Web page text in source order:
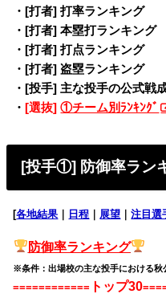
・[打者] 打率ランキン
・[打者] 本塁打ランキン
・[打者] 打点ランキン
・[打者] 盗塁ランキン
・[投手] 主な投手の公式戦
・ [選抜]①チーム別ﾗﾝｷﾝｸﾞ
[投手①] 防御率ラン
[各地結果 日程 展望 ｜注目選
防御率ランキング
※条件：出場校の主な投手における秋
============ トップ30